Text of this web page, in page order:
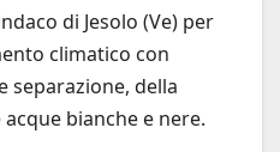
di Jesolo (Ve) per
climatico con
della
bianche e nere.